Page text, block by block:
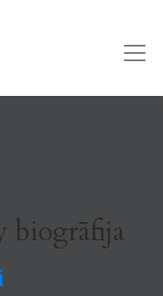
biogrāfija